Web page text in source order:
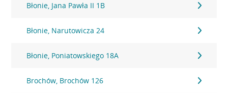
Błonie, Jana Pawła II 1B
Błonie, Narutowicza 24
Błonie, Poniatowskiego 18A
Brochów, Brochów 126